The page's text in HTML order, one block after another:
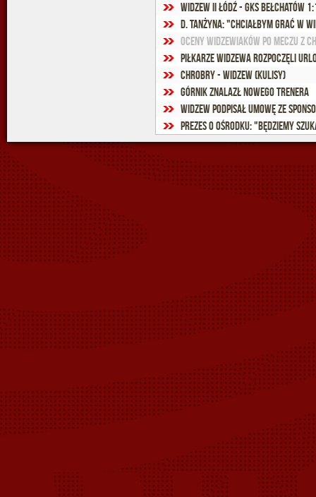
Widzew II Łódź - GKS Bełchatów
D. Tanżyna: "Chciałbym grać w
Oceny widzewiaków po meczu z
Piłkarze Widzewa rozpoczęli
Chrobry - Widzew (kulisy)
Górnik znalazł nowego trenera
Widzew podpisał umowę ze
Prezes o ośrodku: "Będziemy